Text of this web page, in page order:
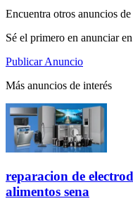
Encuentra otros anuncios
Sé el primero en anunciar
Publicar Anuncio
Más anuncios de interés
reparacion de
alimentos sena